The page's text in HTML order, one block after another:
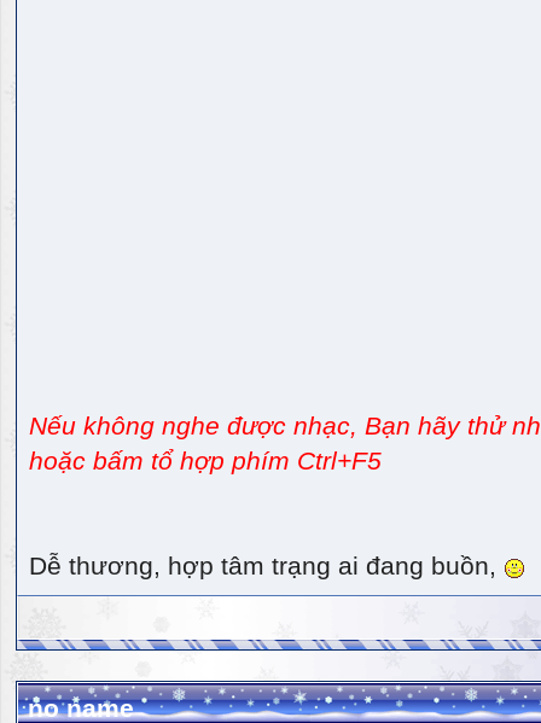
Nếu không nghe được nhạc, Bạn hãy thử
hoặc bấm tổ hợp phím Ctrl+F5
Dễ thương, hợp tâm trạng ai đang buồn,
no name